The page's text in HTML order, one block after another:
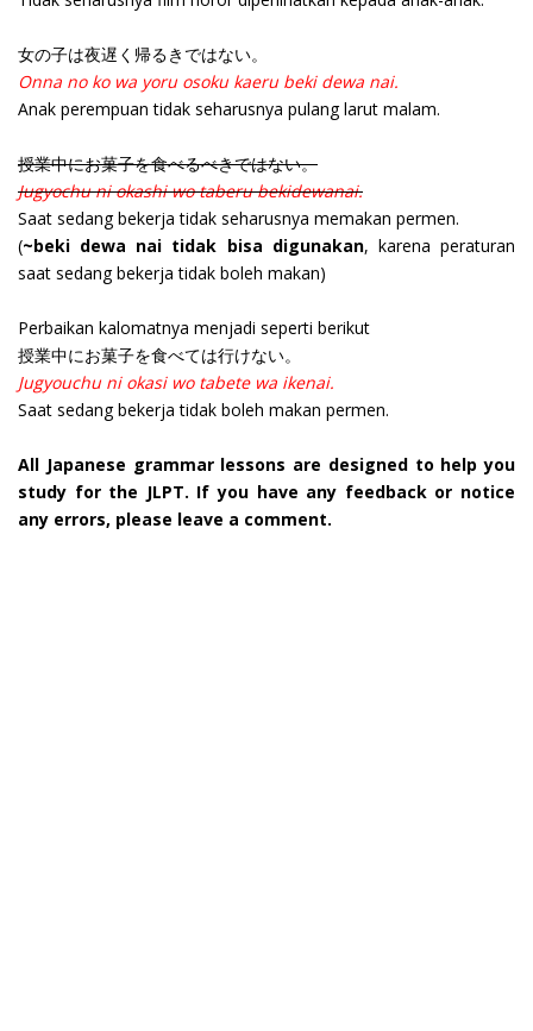
女の子は夜遅く帰るきではない。
Onna no ko wa yoru osoku kaeru beki dewa nai.
Anak perempuan tidak seharusnya pulang larut malam.
授業中にお菓子を食べるべきではない。
Jugyochu ni okashi wo taberu bekidewanai.
Saat sedang bekerja tidak seharusnya memakan permen.
(~beki dewa nai tidak bisa digunakan, karena peraturan
saat sedang bekerja tidak boleh makan)
Perbaikan kalomatnya menjadi seperti berikut
授業中にお菓子を食べては行けない。
Jugyouchu ni okasi wo tabete wa ikenai.
Saat sedang bekerja tidak boleh makan permen.
All Japanese grammar lessons are designed to help you
study for the JLPT. If you have any feedback or notice
any errors, please leave a comment.